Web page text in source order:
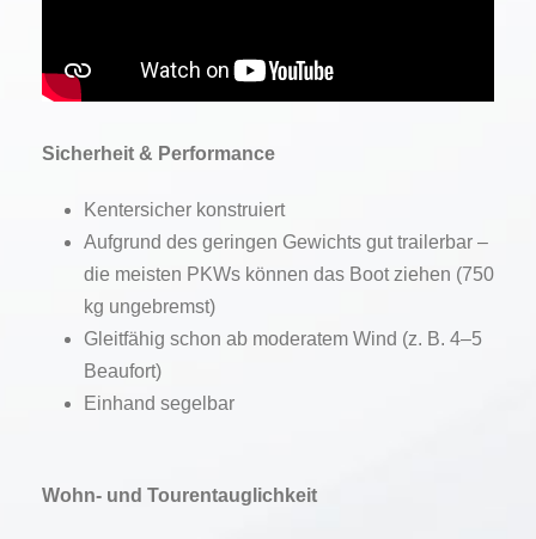
Sicherheit & Performance
Kentersicher konstruiert
Aufgrund des geringen Gewichts gut trailerbar –
die meisten PKWs können das Boot ziehen (750
kg ungebremst)
Gleitfähig schon ab moderatem Wind (z. B. 4–5
Beaufort)
Einhand segelbar
Wohn- und Tourentauglichkeit